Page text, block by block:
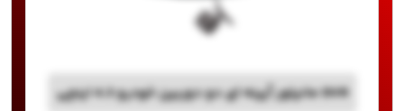
DVR مانیتور آیینه ای دو دوربین خودرو 4.3 اینچی